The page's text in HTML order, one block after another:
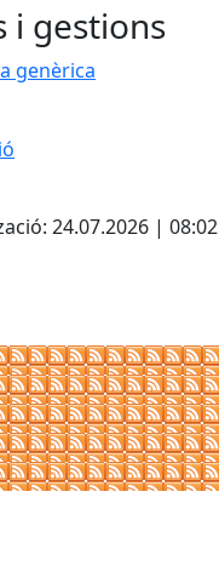
i gestions
genèrica
24.07.2026 | 08:02